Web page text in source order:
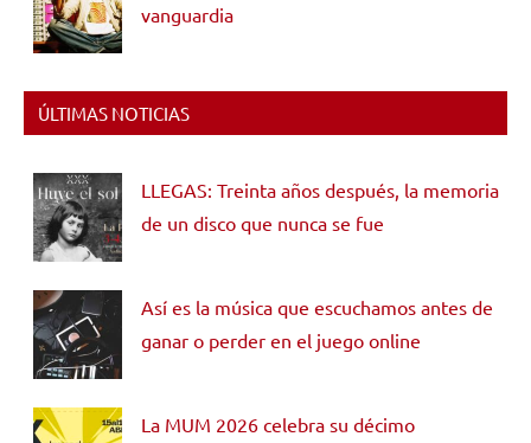
vanguardia
ÚLTIMAS NOTICIAS
LLEGAS: Treinta años después, la memoria
de un disco que nunca se fue
Así es la música que escuchamos antes de
ganar o perder en el juego online
La MUM 2026 celebra su décimo